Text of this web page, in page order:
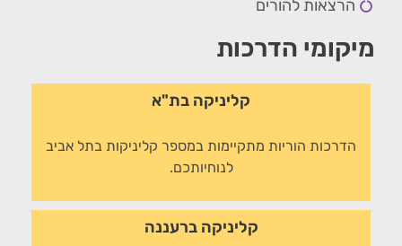
הרצאות להורים
מיקומי הדרכות
קליניקה בת"א
הדרכות הוריות מתקיימות במספר קליניקות בתל אביב
לנוחיותכם.
קליניקה ברעננה